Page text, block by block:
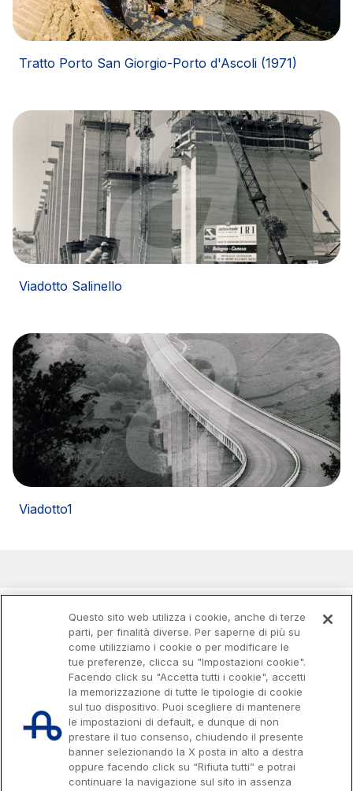
Tratto Porto San Giorgio-Porto d'Ascoli (1971)
Viadotto Salinello
Viadotto1
Questo sito web utilizza i cookie, anche di terze
parti, per finalità diverse. Per saperne di più su
come utilizziamo i cookie o per modificare le
tue preferenze, clicca su "Impostazioni cookie".
Facendo click su "Accetta tutti i cookie", accetti
la memorizzazione di tutte le tipologie di cookie
sul tuo dispositivo. Puoi scegliere di mantenere
le impostazioni di default, e dunque di non
prestare il tuo consenso, chiudendo il presente
banner selezionando la X posta in alto a destra
oppure facendo click su “Rifiuta tutti” e potrai
continuare la navigazione sul sito in assenza